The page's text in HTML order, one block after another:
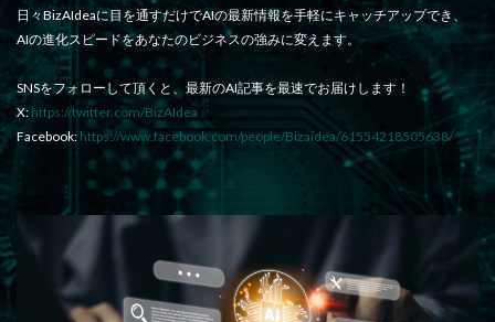
日々BizAIdeaに目を通すだけでAIの最新情報を手軽にキャッチアップでき、
AIの進化スピードをあなたのビジネスの強みに変えます。
SNSをフォローして頂くと、最新のAI記事を最速でお届けします！
X: https://twitter.com/BizAIdea
Facebook: https://www.facebook.com/people/Bizaidea/61554218505638/